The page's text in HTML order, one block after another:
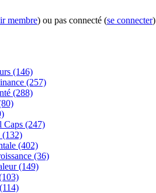
membre) ou pas connecté (se connecter)
(146)
(257)
(288)
Caps (247)
(132)
(402)
(36)
(149)
(114)